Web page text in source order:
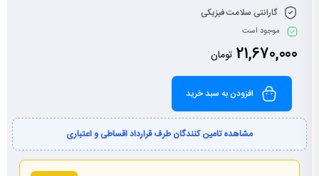
گارانتی سلامت فیزیکی
موجود است
21,670,000 تومان
افزودن به سبد خرید
مشاهده تامین کنندگان طرف قرارداد اقساطی و اعتباری